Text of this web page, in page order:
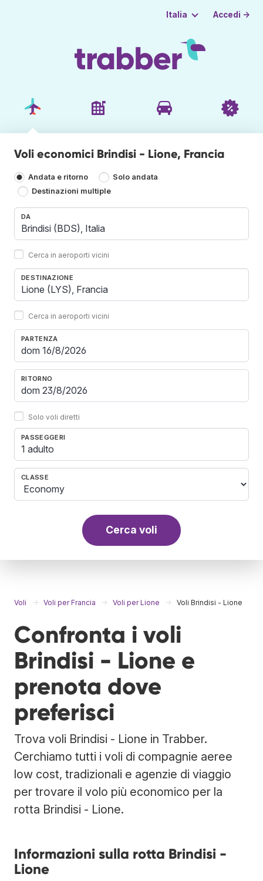
Italia Accedi →
Voli economici Brindisi - Lione, Francia
Andata e ritorno
Solo andata
Destinazioni multiple
DA
Cerca in aeroporti vicini
DESTINAZIONE
Cerca in aeroporti vicini
PARTENZA
RITORNO
Solo voli diretti
PASSEGGERI
1 adulto
CLASSE
Cerca voli
Voli Voli per Francia Voli per Lione Voli Brindisi - Lione
Confronta i voli
Brindisi - Lione e
prenota dove
preferisci
Trova voli Brindisi - Lione in Trabber.
Cerchiamo tutti i voli di compagnie aeree
low cost, tradizionali e agenzie di viaggio
per trovare il volo più economico per la
rotta Brindisi - Lione.
Informazioni sulla rotta Brindisi -
Lione